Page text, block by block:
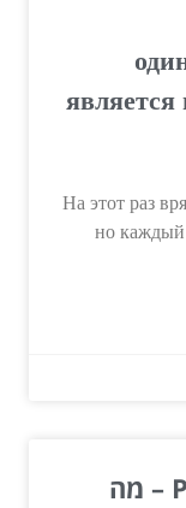
На этот раз
но каждый
תיקון מחשבי מק לעומת PC – מה